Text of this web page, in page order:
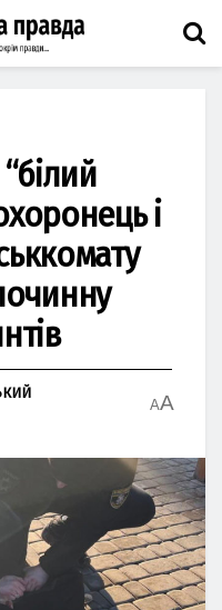
і
AA